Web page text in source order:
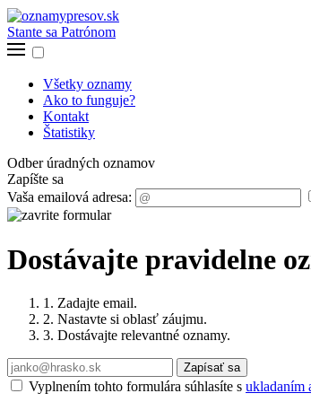
Stante sa Patrónom
Všetky oznamy
Ako to funguje?
Kontakt
Štatistiky
Odber úradných oznamov
Zapíšte sa
Vaša emailová adresa:
Dostávajte pravidelne
1. Zadajte email.
2. Nastavte si oblasť záujmu.
3. Dostávajte relevantné oznamy.
Zapísať sa
Vyplnením tohto formulára súhlasíte s ukladaním